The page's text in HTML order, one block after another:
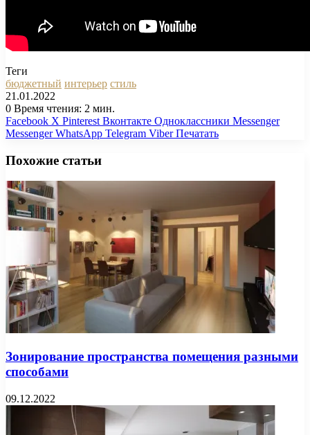
Теги
бюджетный интерьер стиль
21.01.2022
0 Время чтения: 2 мин.
Facebook X Pinterest Вконтакте Одноклассники Messenger
Messenger WhatsApp Telegram Viber Печатать
Похожие статьи
Зонирование пространства помещения разными
способами
09.12.2022